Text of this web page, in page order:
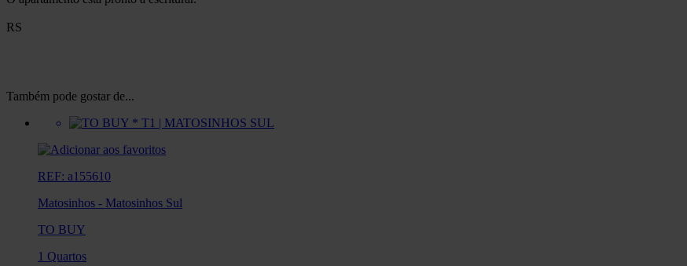
RS
Também pode gostar de...
REF: a155610
Matosinhos - Matosinhos Sul
TO BUY
1 Quartos